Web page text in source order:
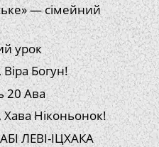
— сімейний
урок
Богун!
20 Ава
Ніконьонок!
ЛЕВІ-ІЦХАКА